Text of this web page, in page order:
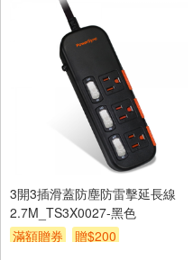
3開3插滑蓋防塵防雷擊延長線
2.7M_TS3X0027-黑色
滿額贈券
贈$200